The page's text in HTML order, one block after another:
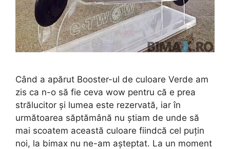
Când a apărut Booster-ul de culoare Verde am
zis ca n-o să fie ceva wow pentru că e prea
strălucitor și lumea este rezervată, iar în
următoarea săptămână nu știam de unde să
mai scoatem această culoare fiindcă cel puțin
noi, la bimax nu ne-am așteptat. La un moment